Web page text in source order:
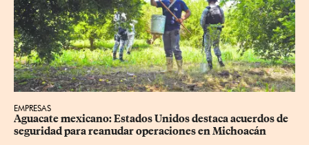
EMPRESAS
Aguacate mexicano: Estados Unidos destaca acuerdos de
seguridad para reanudar operaciones en Michoacán